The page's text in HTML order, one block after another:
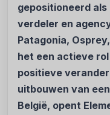
gepositioneerd
verdeler en
Patagonia,
het een actieve
positieve
uitbouwen van
België, opent